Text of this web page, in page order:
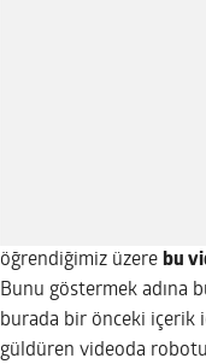
öğrendiğimiz üzere bu
Bunu göstermek adına
burada bir önceki içerik
güldüren videoda